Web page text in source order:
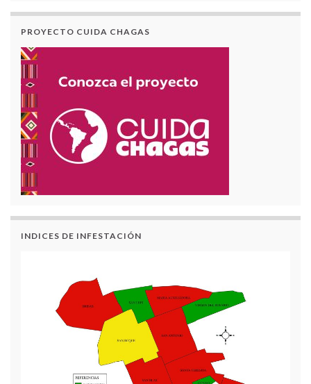
PROYECTO CUIDA CHAGAS
INDICES DE INFESTACIÓN